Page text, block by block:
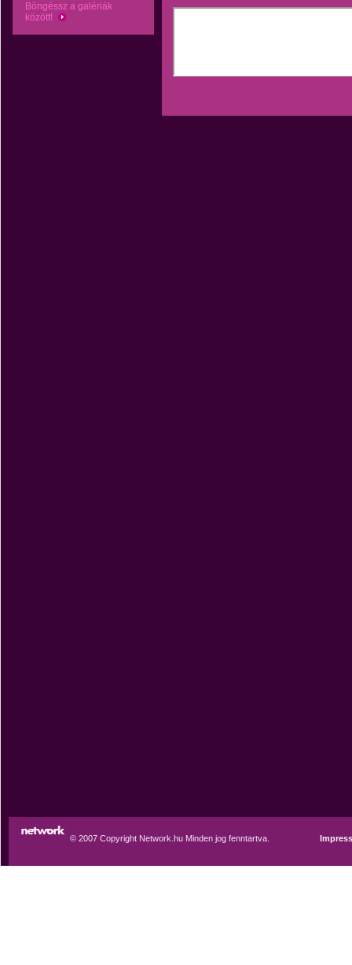
Böngéssz a galériák
között!
© 2007 Copyright Network.hu Minden jog fenntartva.